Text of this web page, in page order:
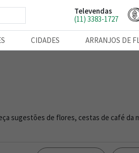
Televendas
(11) 3383-1727
CIDADES ARRANJOS DE
sugestões de flores, cestas de café da